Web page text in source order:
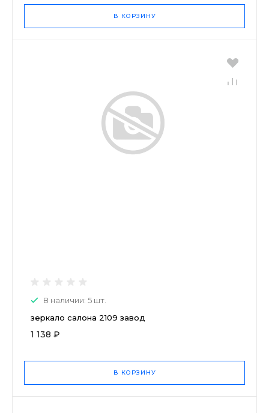
В КОРЗИНУ
В наличии: 5 шт.
зеркало салона 2109 завод
1 138 ₽
В КОРЗИНУ